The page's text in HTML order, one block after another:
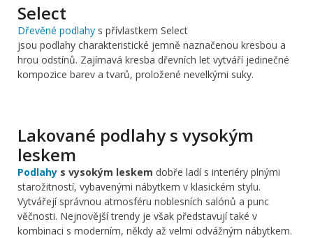
Select
Dřevěné podlahy s přívlastkem Select
jsou podlahy charakteristické jemně naznačenou kresbou a
hrou odstínů. Zajímavá kresba dřevních let vytváří jedinečné
kompozice barev a tvarů, proložené nevelkými suky.
Lakované podlahy s vysokým
leskem
Podlahy s vysokým leskem dobře ladí s interiéry plnými
starožitností, vybavenými nábytkem v klasickém stylu.
Vytvářejí správnou atmosféru noblesních salónů a punc
věčnosti. Nejnovější trendy je však představují také v
kombinaci s moderním, někdy až velmi odvážným nábytkem.